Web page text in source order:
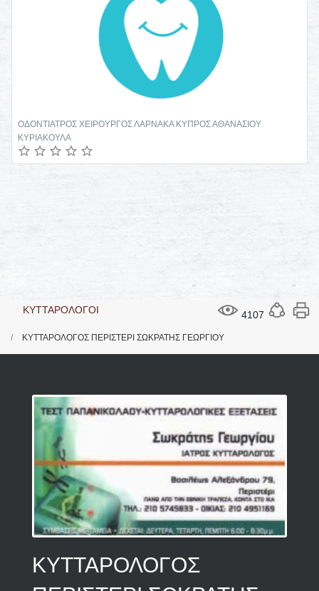
ΟΔΟΝΤΙΑΤΡΟΣ ΧΕΙΡΟΥΡΓΟΣ ΛΑΡΝΑΚΑ ΚΥΠΡΟΣ ΑΘΑΝΑΣΙΟΥ
ΚΥΡΙΑΚΟΥΛΑ
4107
ΚΥΤΤΑΡΟΛΟΓΟΙ
ΚΥΤΤΑΡΟΛΟΓΟΣ ΠΕΡΙΣΤΕΡΙ ΣΩΚΡΑΤΗΣ ΓΕΩΡΓΙΟΥ
ΚΥΤΤΑΡΟΛΟΓΟΣ